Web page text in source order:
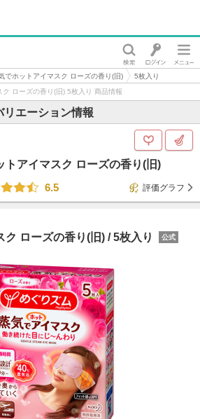
でホットアイマスク ローズの香り(旧)
5枚入り
ローズの香り(旧) 5枚入り 商品情報
リエーション情報
トアイマスク ローズの香り(旧)
6.5
評価グラフ
ク ローズの香り(旧) /5枚入り 公式